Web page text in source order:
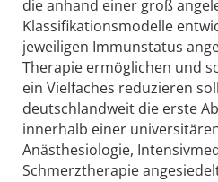
die anhand einer groß
Klassifikationsmodelle
jeweiligen Immunstatus
Therapie ermöglichen und
ein Vielfaches reduzieren
deutschlandweit die erste
innerhalb einer
Anästhesiologie,
Schmerztherapie